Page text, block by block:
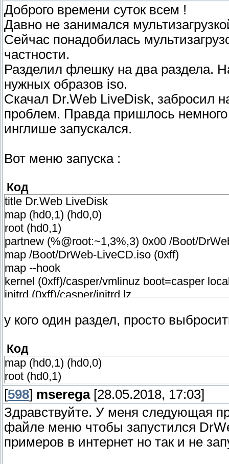
Доброго времени суток всем !
Давно не занимался
Сейчас понадобилась
частности.
Разделил флешку на два раздела.
нужных образов iso.
Скачал Dr.Web LiveDisk, забросил
проблем. Правда пришлось
инглише запускался.
Вот меню запуска :
Код
title Dr.Web LiveDisk
map (hd0,1) (hd0,0)
root (hd0,1)
partnew (%@root:~1,3%,3) 0x00 /Boot/
map /Boot/DrWeb-LiveCD.iso (0xff)
map --hook
kernel (0xff)/casper/vmlinuz boot=casper
initrd (0xff)/casper/initrd.lz
у кого один раздел, просто
Код
map (hd0,1) (hd0,0)
root (hd0,1)
[598] mserega[28.05.2018, 17:03]
Здравствуйте. У меня следующая
файле меню чтобы запустился
примеров в интернет но так и не